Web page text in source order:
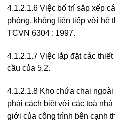
4.1.2.1.6 Việc bố trí sắp xếp
phòng, không liên tiếp với hệ
TCVN 6304 : 1997.
4.1.2.1.7 Việc lắp đặt các
cầu của 5.2.
4.1.2.1.8 Kho chứa chai
phải cách biệt với các toà
giới của công trình bên cạnh